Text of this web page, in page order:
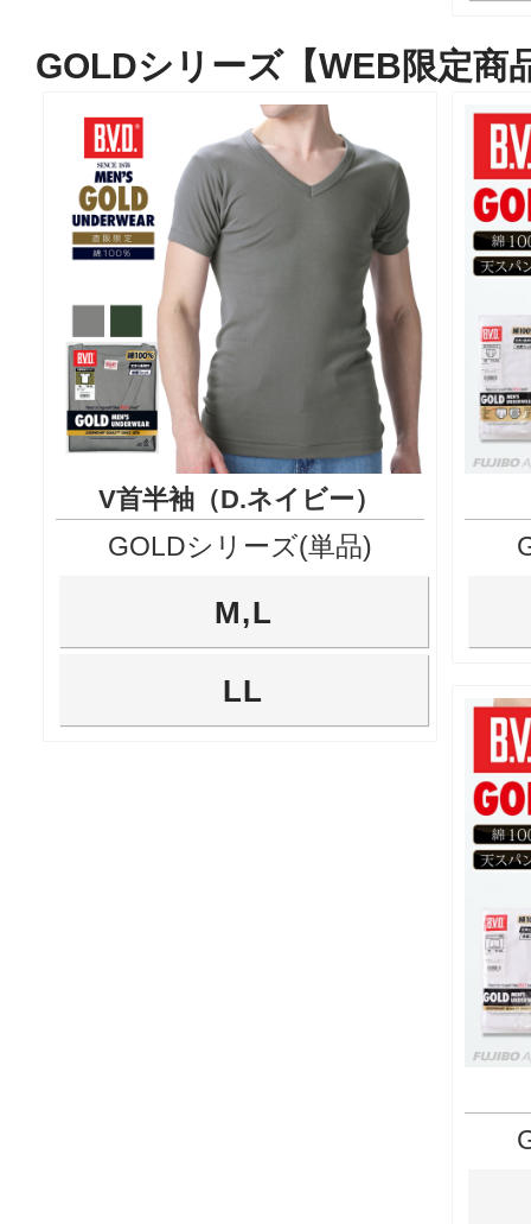
GOLDシリーズ【WEB限定商
V首半袖（D.ネイビー）
GOLDシリーズ(単品)
M,L
LL